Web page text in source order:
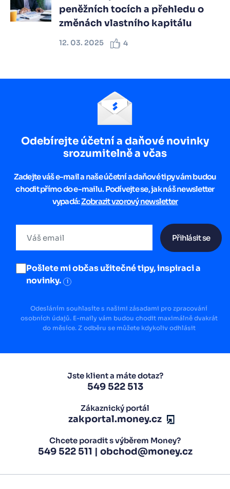
peněžních tocích a přehledu o
změnách vlastního kapitálu
12. 03. 2025 4
Odebírejte účetní a daňové novinky
srozumitelně a včas
Zadejte váš e-mail a naše účetní a daňové tipy vám budou
chodit přímo do e-mailu. Podívejte se, jak náš newsletter
vypadá:Zobrazit vzorový newsletter
Přihlásit se
Pošlete mi občas užitečné tipy, inspiraci a
novinky.
i
Odesláním souhlasíte s našimi zásadami pro zpracování
osobních údajů. E-maily vám budou chodit maximálně dvakrát
do měsíce. Z odběru se můžete kdykoliv odhlásit
Jste klient a máte dotaz?
549 522 513
Zákaznický portál
zakportal.money.cz
Chcete poradit s výběrem Money?
549 522 511 | obchod@money.cz